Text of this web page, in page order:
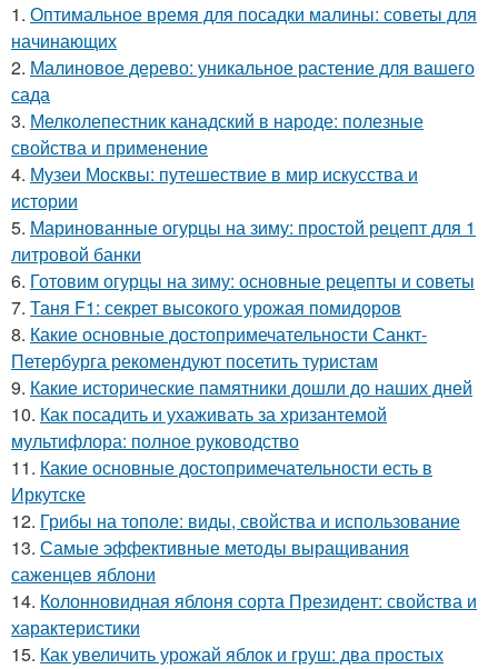
1. Оптимальное время для посадки малины: советы для
начинающих
2. Малиновое дерево: уникальное растение для вашего
сада
3. Мелколепестник канадский в народе: полезные
свойства и применение
4. Музеи Москвы: путешествие в мир искусства и
истории
5. Маринованные огурцы на зиму: простой рецепт для 1
литровой банки
6. Готовим огурцы на зиму: основные рецепты и советы
7. Таня F1: секрет высокого урожая помидоров
8. Какие основные достопримечательности Санкт-
Петербурга рекомендуют посетить туристам
9. Какие исторические памятники дошли до наших дней
10. Как посадить и ухаживать за хризантемой
мультифлора: полное руководство
11. Какие основные достопримечательности есть в
Иркутске
12. Грибы на тополе: виды, свойства и использование
13. Самые эффективные методы выращивания
саженцев яблони
14. Колонновидная яблоня сорта Президент: свойства и
характеристики
15. Как увеличить урожай яблок и груш: два простых